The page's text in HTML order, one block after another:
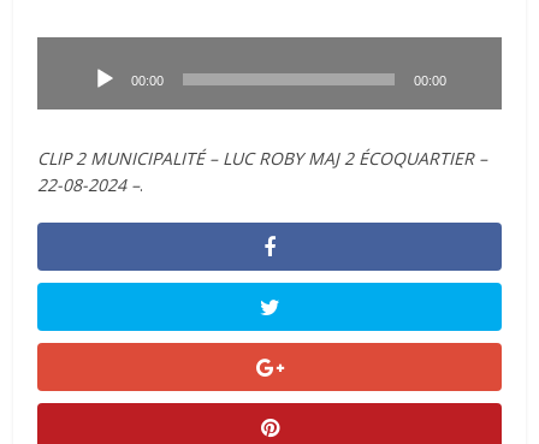
00:00 00:00
CLIP 2 MUNICIPALITÉ – LUC ROBY MAJ 2 ÉCOQUARTIER –
22-08-2024 –.